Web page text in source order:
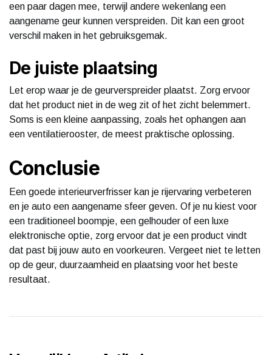
een paar dagen mee, terwijl andere wekenlang een
aangename geur kunnen verspreiden. Dit kan een groot
verschil maken in het gebruiksgemak.
De juiste plaatsing
Let erop waar je de geurverspreider plaatst. Zorg ervoor
dat het product niet in de weg zit of het zicht belemmert.
Soms is een kleine aanpassing, zoals het ophangen aan
een ventilatierooster, de meest praktische oplossing.
Conclusie
Een goede interieurverfrisser kan je rijervaring verbeteren
en je auto een aangename sfeer geven. Of je nu kiest voor
een traditioneel boompje, een gelhouder of een luxe
elektronische optie, zorg ervoor dat je een product vindt
dat past bij jouw auto en voorkeuren. Vergeet niet te letten
op de geur, duurzaamheid en plaatsing voor het beste
resultaat.